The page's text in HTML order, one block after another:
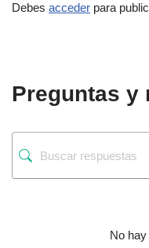
Debes acceder para
Preguntas y
No